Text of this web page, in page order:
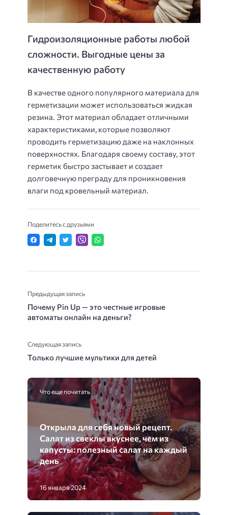
Гидроизоляционные работы любой
сложности. Выгодные цены за
качественную работу
В качестве одного популярного материала для
герметизации может использоваться жидкая
резина. Этот материал обладает отличными
характеристиками, которые позволяют
проводить герметизацию даже на наклонных
поверхностях. Благодаря своему составу, этот
герметик быстро застывает и создает
долговечную преграду для проникновения
влаги под кровельный материал.
Поделитесь с друзьями
Предыдущая запись
Почему Pin Up — это честные игровые
автоматы онлайн на деньги?
Следующая запись
Только лучшие мультики для детей
Что еще почитать
Открыла для себя новый рецепт.
Салат из свеклы вкуснее, чем из
капусты: полезный салат на каждый
день
16 января 2024